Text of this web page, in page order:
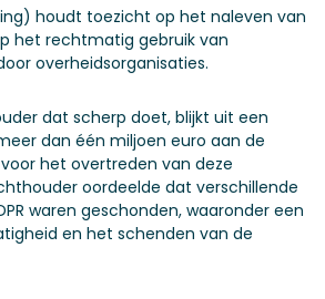
houdt toezicht op het naleven van
het rechtmatig gebruik van
overheidsorganisaties.
dat scherp doet, blijkt uit een
dan één miljoen euro aan de
het overtreden van deze
oordeelde dat verschillende
waren geschonden, waaronder een
en het schenden van de